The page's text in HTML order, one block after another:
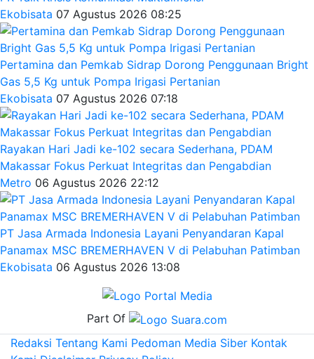
Ekobisata 07 Agustus 2026 08:25
Pertamina dan Pemkab Sidrap Dorong Penggunaan Bright
Gas 5,5 Kg untuk Pompa Irigasi Pertanian
Ekobisata 07 Agustus 2026 07:18
Rayakan Hari Jadi ke-102 secara Sederhana, PDAM
Makassar Fokus Perkuat Integritas dan Pengabdian
Metro 06 Agustus 2026 22:12
PT Jasa Armada Indonesia Layani Penyandaran Kapal
Panamax MSC BREMERHAVEN V di Pelabuhan Patimban
Ekobisata 06 Agustus 2026 13:08
Part Of
Redaksi Tentang Kami Pedoman Media Siber Kontak